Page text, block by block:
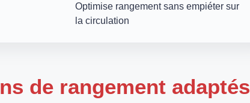
Optimise rangement sans empiéter sur
la circulation
de rangement adaptés